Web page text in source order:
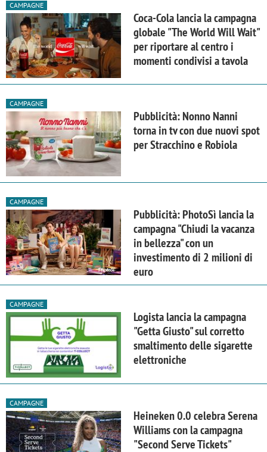
CAMPAGNE
Coca-Cola lancia la campagna
globale "The World Will Wait"
per riportare al centro i
momenti condivisi a tavola
CAMPAGNE
Pubblicità: Nonno Nanni
torna in tv con due nuovi spot
per Stracchino e Robiola
CAMPAGNE
Pubblicità: PhotoSì lancia la
campagna "Chiudi la vacanza
in bellezza" con un
investimento di 2 milioni di
euro
CAMPAGNE
Logista lancia la campagna
"Getta Giusto" sul corretto
smaltimento delle sigarette
elettroniche
CAMPAGNE
Heineken 0.0 celebra Serena
Williams con la campagna
"Second Serve Tickets"